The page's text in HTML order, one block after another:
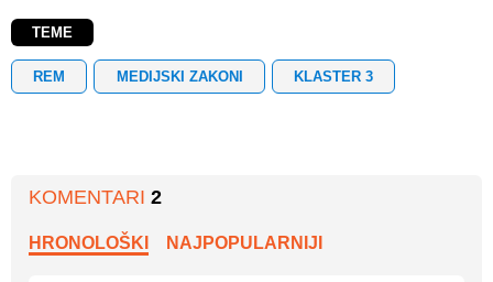
TEME
REM MEDIJSKI ZAKONI KLASTER 3
KOMENTARI 2
HRONOLOŠKI NAJPOPULARNIJI